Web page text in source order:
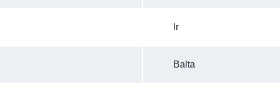
Ir
Balta